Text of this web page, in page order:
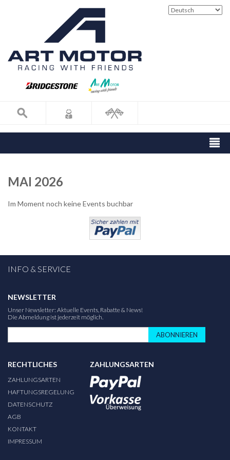
MAI 2026
Im Moment noch keine Events buchbar
INFO & SERVICE
NEWSLETTER
Unser Newsletter: Aktuelle Events, Rabatte & News!
Die Abmeldung ist jederzeit möglich.
ABONNIEREN
RECHTLICHES
ZAHLUNGSARTEN
HAFTUNGSREGELUNG
DATENSCHUTZ
AGB
KONTAKT
IMPRESSUM
ZAHLUNGSARTEN